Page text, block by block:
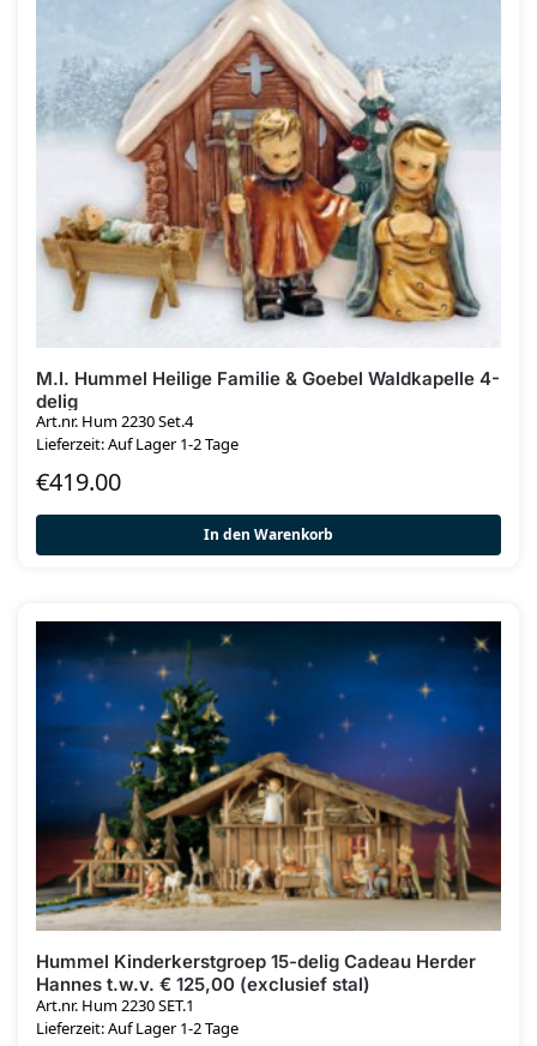
M.I. Hummel Heilige Familie & Goebel Waldkapelle 4-
delig
Art.nr. Hum 2230 Set.4
Lieferzeit: Auf Lager 1-2 Tage
€419.00
In den Warenkorb
Hummel Kinderkerstgroep 15-delig Cadeau Herder
Hannes t.w.v. € 125,00 (exclusief stal)
Art.nr. Hum 2230 SET.1
Lieferzeit: Auf Lager 1-2 Tage